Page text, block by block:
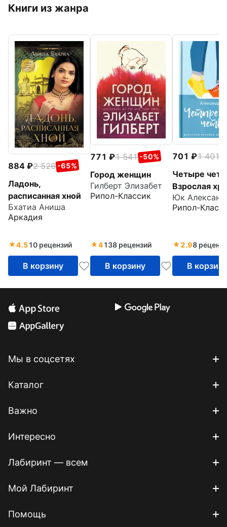
Книги из жанра
884 2 526 -65%
Ладонь,
расписанная хной
Бхатиа Аниша
Аркадия
4.510 рецензий
В корзину
771 1 541 -50%
Город женщин
Гилберт Элизабет
Рипол-Классик
4138 рецензий
В корзину
701 1 401
Четыре
Взрослая
школьной
Юк
Рипол-
2.98
В корзину
Мы в соцсетях
Каталог
Важно
Интересно
Лабиринт — всем
Мой Лабиринт
Помощь